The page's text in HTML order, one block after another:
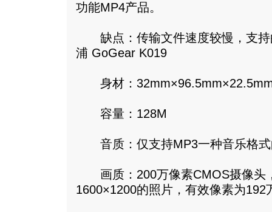
功能MP4产品。
缺点：传输文件速度较慢，支持
浦 GoGear K019
身材：
容量：128M
音质：仅支持MP3一种音乐格式
画质：200万像素CMOS摄像头
1600×1200的照片，有效像素为192